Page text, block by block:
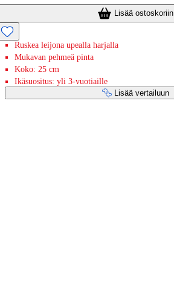
Lisää ostoskoriin
Ruskea leijona upealla harjalla
Mukavan pehmeä pinta
Koko: 25 cm
Ikäsuositus: yli 3-vuotiaille
Lisää vertailuun